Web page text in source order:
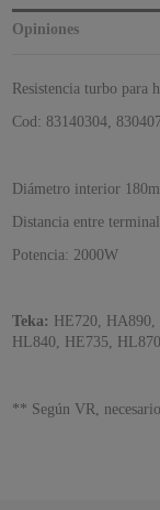
Opiniones
Resistencia turbo para
Cod: 83140304,
Diámetro interior
Distancia entre
Potencia: 2000W
Teka: HE720,
HL840, HE735,
** Según VR,